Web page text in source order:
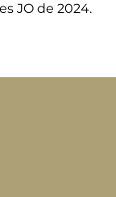
JO de 2024.